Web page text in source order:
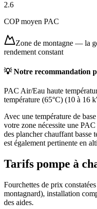
2.6
COP moyen PAC
Zone de montagne — la
rendement constant
💡 Notre recommandation
PAC Air/Eau haute
température (65°C) (10 à 16
Avec une température de
votre zone nécessite une
des plancher chauffant basse
est également pertinente en
Tarifs pompe à
Fourchettes de prix
montagnard), installation
des aides.